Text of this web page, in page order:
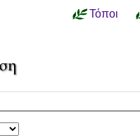
Τόποι